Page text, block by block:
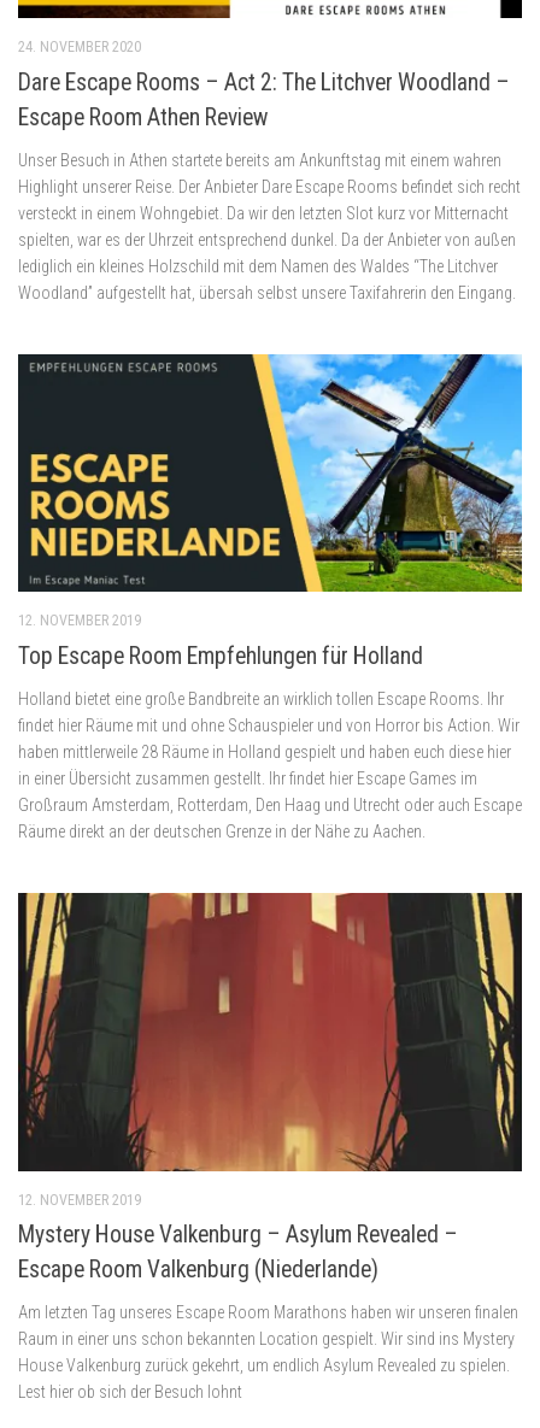
24. NOVEMBER 2020
Dare Escape Rooms – Act 2: The Litchver Woodland –
Escape Room Athen Review
Unser Besuch in Athen startete bereits am Ankunftstag mit einem wahren
Highlight unserer Reise. Der Anbieter Dare Escape Rooms befindet sich recht
versteckt in einem Wohngebiet. Da wir den letzten Slot kurz vor Mitternacht
spielten, war es der Uhrzeit entsprechend dunkel. Da der Anbieter von außen
lediglich ein kleines Holzschild mit dem Namen des Waldes “The Litchver
Woodland” aufgestellt hat, übersah selbst unsere Taxifahrerin den Eingang.
12. NOVEMBER 2019
Top Escape Room Empfehlungen für Holland
Holland bietet eine große Bandbreite an wirklich tollen Escape Rooms. Ihr
findet hier Räume mit und ohne Schauspieler und von Horror bis Action. Wir
haben mittlerweile 28 Räume in Holland gespielt und haben euch diese hier
in einer Übersicht zusammen gestellt. Ihr findet hier Escape Games im
Großraum Amsterdam, Rotterdam, Den Haag und Utrecht oder auch Escape
Räume direkt an der deutschen Grenze in der Nähe zu Aachen.
12. NOVEMBER 2019
Mystery House Valkenburg – Asylum Revealed –
Escape Room Valkenburg (Niederlande)
Am letzten Tag unseres Escape Room Marathons haben wir unseren finalen
Raum in einer uns schon bekannten Location gespielt. Wir sind ins Mystery
House Valkenburg zurück gekehrt, um endlich Asylum Revealed zu spielen.
Lest hier ob sich der Besuch lohnt